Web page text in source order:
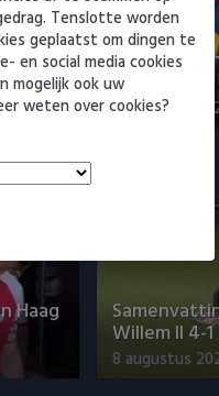
2-0
8 augustus
Haag
Willem II 4-1
8 augustus
Tenslotte worden
geplaatst om dingen te
en social media cookies
mogelijk ook uw
weten over cookies?